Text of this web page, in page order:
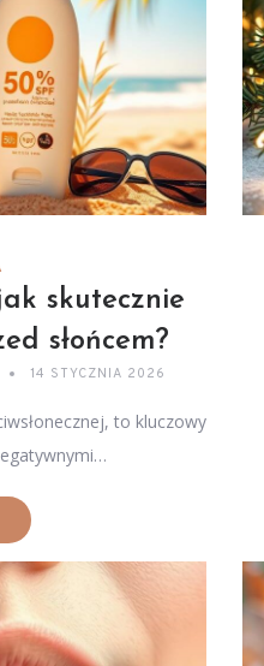
skutecznie
słońcem?
14 STYCZNIA 2026
to kluczowy